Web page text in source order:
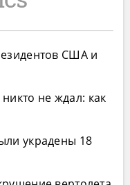
США и
не ждал: как
украдены 18